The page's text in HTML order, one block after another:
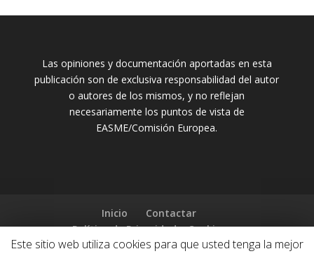
Las opiniones y documentación aportadas en esta
publicación son de exclusiva responsabilidad del autor
o autores de los mismos, y no reflejan
necesariamente los puntos de vista de
EASME/Comisión Europea.
Inicio
Contactar
Política de Privacidad y Cookies
Política de Privacidad en Redes Sociales
Este sitio web utiliza cookies para que usted tenga la mejor